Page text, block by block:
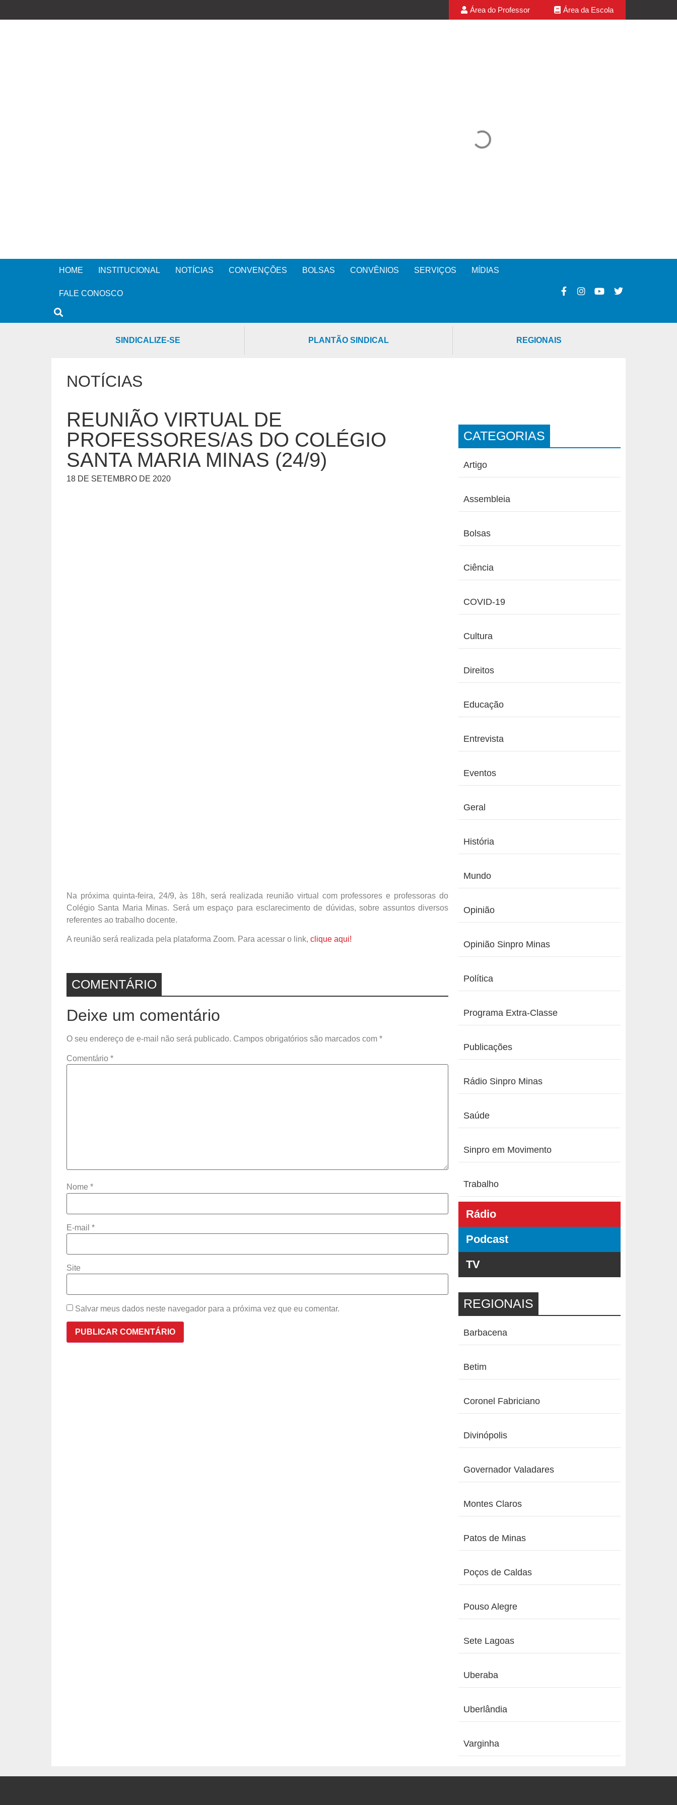
Área do Professor Área da Escola
HOME INSTITUCIONAL NOTÍCIAS CONVENÇÕES BOLSAS CONVÊNIOS SERVIÇOS MÍDIAS
FALE CONOSCO
SINDICALIZE-SE PLANTÃO SINDICAL REGIONAIS
NOTÍCIAS
REUNIÃO VIRTUAL DE
PROFESSORES/AS DO COLÉGIO
SANTA MARIA MINAS (24/9)
18 DE SETEMBRO DE 2020
Na próxima quinta-feira, 24/9, às 18h, será realizada reunião virtual com professores e professoras do
Colégio Santa Maria Minas. Será um espaço para esclarecimento de dúvidas, sobre assuntos diversos
referentes ao trabalho docente.
A reunião será realizada pela plataforma Zoom. Para acessar o link, clique aqui!
COMENTÁRIO
Deixe um comentário
O seu endereço de e-mail não será publicado. Campos obrigatórios são marcados com *
Comentário *
Nome *
E-mail *
Site
Salvar meus dados neste navegador para a próxima vez que eu comentar.
CATEGORIAS
Artigo
Assembleia
Bolsas
Ciência
COVID-19
Cultura
Direitos
Educação
Entrevista
Eventos
Geral
História
Mundo
Opinião
Opinião Sinpro Minas
Política
Programa Extra-Classe
Publicações
Rádio Sinpro Minas
Saúde
Sinpro em Movimento
Trabalho
Rádio
Podcast
TV
REGIONAIS
Barbacena
Betim
Coronel Fabriciano
Divinópolis
Governador Valadares
Montes Claros
Patos de Minas
Poços de Caldas
Pouso Alegre
Sete Lagoas
Uberaba
Uberlândia
Varginha